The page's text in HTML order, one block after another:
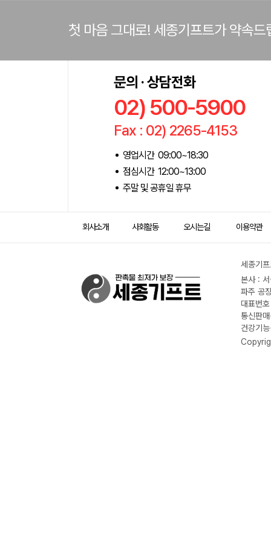
첫 마음 그대로! 세종기프트가 약속드
문의 · 상담전화
02) 500-5900
Fax : 02) 2265-4153
영업시간 09:00~18:30
점심시간 12:00~13:00
주말 및 공휴일 휴무
회사소개 사회활동 오시는길 이용약관
세종기
본사 :
파주 공
대표번
통신판
건강기